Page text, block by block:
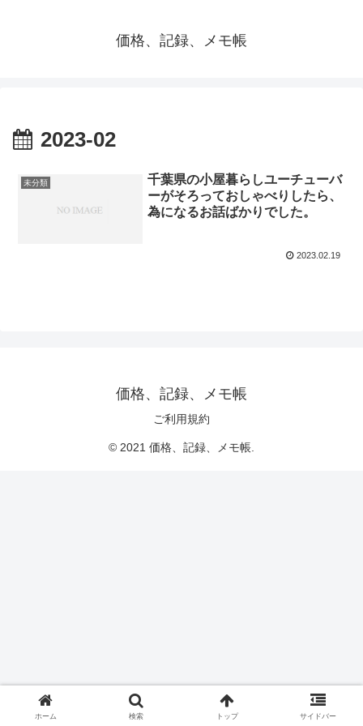
価格、記録、メモ帳
2023-02
未分類
千葉県の小屋暮らしユーチューバ
ーがそろっておしゃべりしたら、
為になるお話ばかりでした。
2023.02.19
価格、記録、メモ帳
ご利用規約
© 2021 価格、記録、メモ帳.
ホーム 検索 トップ サイドバー